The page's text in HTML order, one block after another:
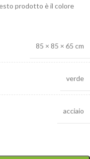
prodotto è il colore
85 × 85 × 65 cm
verde
acciaio